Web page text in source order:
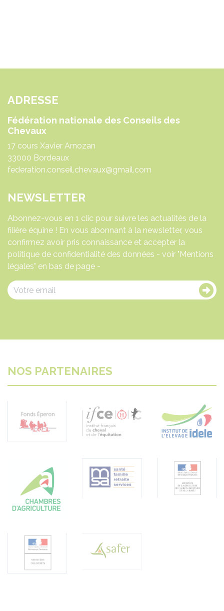
ADRESSE
Fédération nationale des Conseils des
Chevaux
17 cours Xavier Arnozan
33000 Bordeaux
federation.conseil.chevaux@gmail.com
NEWSLETTER
Abonnez-vous en 1 clic pour suivre les actualités de la
filière équine ! En vous abonnant à la newsletter, vous
confirmez avoir pris connaissance et accepter la
politique de confidentialité des données - voir "Mentions
légales" en bas de page -
NOS PARTENAIRES